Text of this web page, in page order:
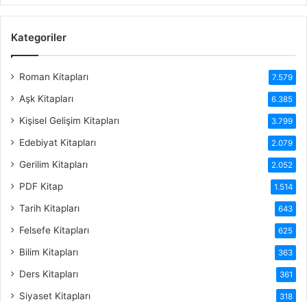
Kategoriler
Roman Kitapları 7.579
Aşk Kitapları 6.385
Kişisel Gelişim Kitapları 3.799
Edebiyat Kitapları 2.079
Gerilim Kitapları 2.052
PDF Kitap 1.514
Tarih Kitapları 643
Felsefe Kitapları 625
Bilim Kitapları 363
Ders Kitapları 361
Siyaset Kitapları 318